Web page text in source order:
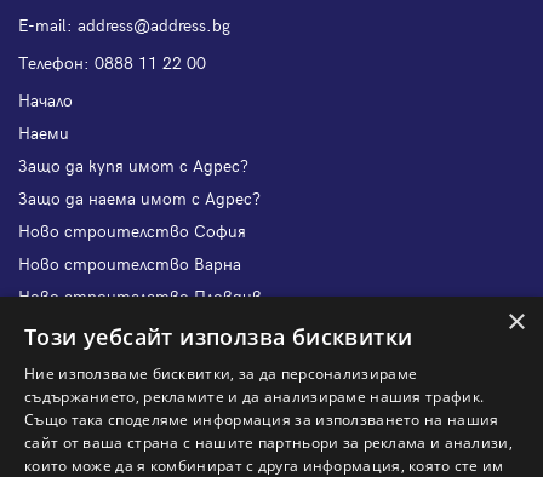
Е-mail: address@address.bg
Телефон: 0888 11 22 00
Начало
Наеми
Защо да купя имот с Адрес?
Защо да наема имот с Адрес?
Ново строителство София
Ново строителство Варна
Ново строителство Пловдив
Ново строителство Бургас
Защо да отдам имот с Адрес?
Наши офиси
Кариери
×
Този уебсайт използва бисквитки
Ние използваме бисквитки, за да персонализираме
съдържанието, рекламите и да анализираме нашия трафик.
Също така споделяме информация за използването на нашия
сайт от ваша страна с нашите партньори за реклама и анализи,
които може да я комбинират с друга информация, която сте им